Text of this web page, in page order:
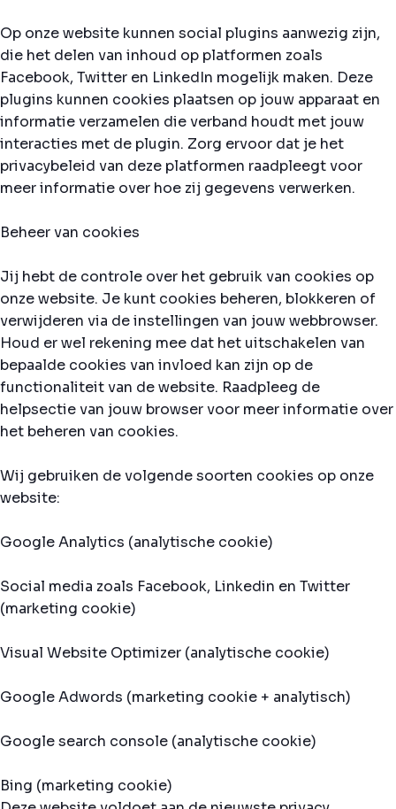
Op onze website kunnen social plugins aanwezig zijn,
die het delen van inhoud op platformen zoals
Facebook, Twitter en LinkedIn mogelijk maken. Deze
plugins kunnen cookies plaatsen op jouw apparaat en
informatie verzamelen die verband houdt met jouw
interacties met de plugin. Zorg ervoor dat je het
privacybeleid van deze platformen raadpleegt voor
meer informatie over hoe zij gegevens verwerken.
Beheer van cookies
Jij hebt de controle over het gebruik van cookies op
onze website. Je kunt cookies beheren, blokkeren of
verwijderen via de instellingen van jouw webbrowser.
Houd er wel rekening mee dat het uitschakelen van
bepaalde cookies van invloed kan zijn op de
functionaliteit van de website. Raadpleeg de
helpsectie van jouw browser voor meer informatie over
het beheren van cookies.
Wij gebruiken de volgende soorten cookies op onze
website:
Google Analytics (analytische cookie)
Social media zoals Facebook, Linkedin en Twitter
(marketing cookie)
Visual Website Optimizer (analytische cookie)
Google Adwords (marketing cookie + analytisch)
Google search console (analytische cookie)
Bing (marketing cookie)